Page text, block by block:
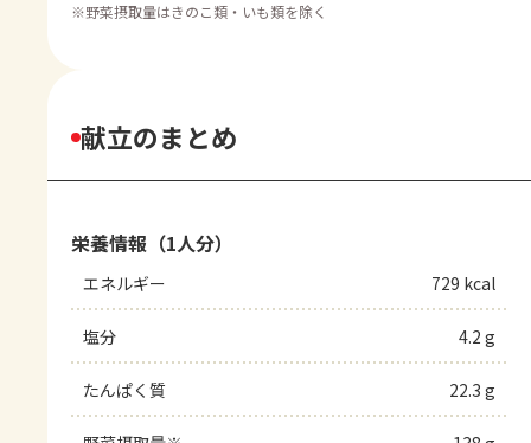
※野菜摂取量はきのこ類・いも類を除く
献立のまとめ
栄養情報（1人分）
エネルギー 729 kcal
塩分 4.2 g
たんぱく質 22.3 g